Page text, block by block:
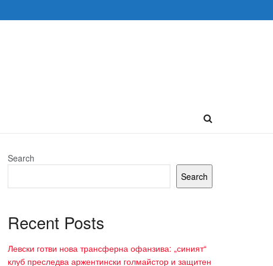
Search
Search
Recent Posts
Левски готви нова трансферна офанзива: „синият“
клуб преследва аржентински голмайстор и защитен